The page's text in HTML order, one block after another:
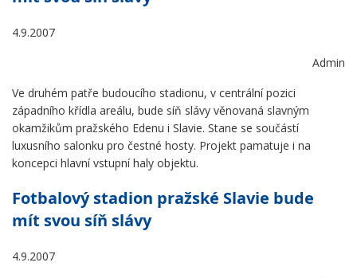
4.9.2007
Admin
Ve druhém patře budoucího stadionu, v centrální pozici
západního křídla areálu, bude síň slávy věnovaná slavným
okamžikům pražského Edenu i Slavie. Stane se součástí
luxusního salonku pro čestné hosty. Projekt pamatuje i na
koncepci hlavní vstupní haly objektu.
Fotbalový stadion pražské Slavie bude
mít svou síň slávy
4.9.2007